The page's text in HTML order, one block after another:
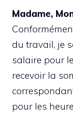
Madame,
du travail, je
salaire pour
recevoir la
pour les